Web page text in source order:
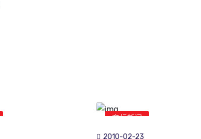
商标新闻
2010-02-23